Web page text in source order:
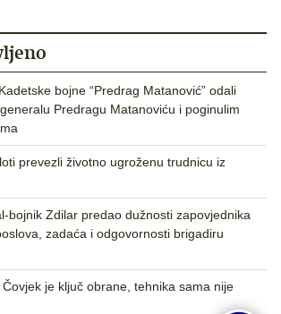
bojne “Predrag Matanović” odali
Predragu Matanoviću i poginulim
prevezli životno ugroženu trudnicu iz
bojnik Zdilar predao dužnosti zapovjednika
zadaća i odgovornosti brigadiru
Čovjek je ključ obrane, tehnika sama nije